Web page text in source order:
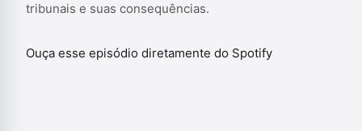
tribunais e suas consequências.
Ouça esse episódio diretamente do Spotify